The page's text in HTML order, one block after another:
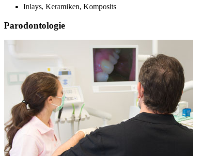
Inlays, Keramiken, Komposits
Parodontologie